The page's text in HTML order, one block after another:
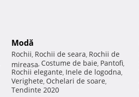
Modă
Rochii, Rochii de seara, Rochii de
mireasa, Costume de baie, Pantofi,
Rochii elegante, Inele de logodna,
Verighete, Ochelari de soare,
Tendinte 2020